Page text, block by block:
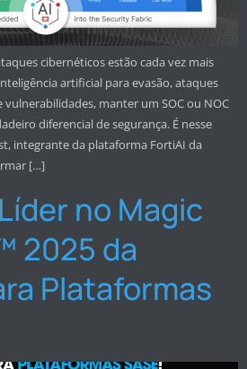
cibernéticos estão cada vez mais
artificial para evasão, ataques
manter um SOC ou NOC
diferencial de segurança. É nesse
integrante da plataforma FortiAI da
[…]
no Magic
2025 da
Plataformas